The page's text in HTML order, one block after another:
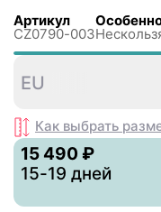
Артикул
CZ0790-003
EU
Как выбрать
15 490 ₽
15-19 дней